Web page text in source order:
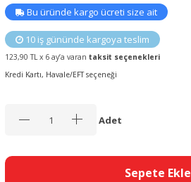
Bu üründe kargo ücreti size ait
10 iş gününde kargoya teslim
123,90 TL x 6 ay’a varan taksit seçenekleri
Kredi Kartı, Havale/EFT seçeneği
Adet
Sepete Ekle